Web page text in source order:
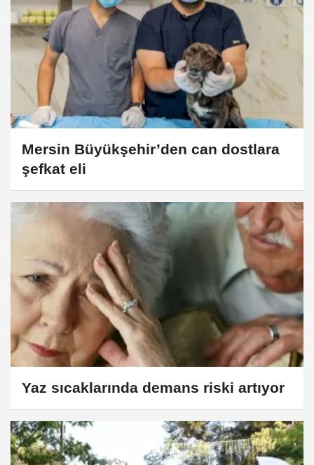
Mersin Büyükşehir’den can dostlara
şefkat eli
Yaz sıcaklarında demans riski artıyor